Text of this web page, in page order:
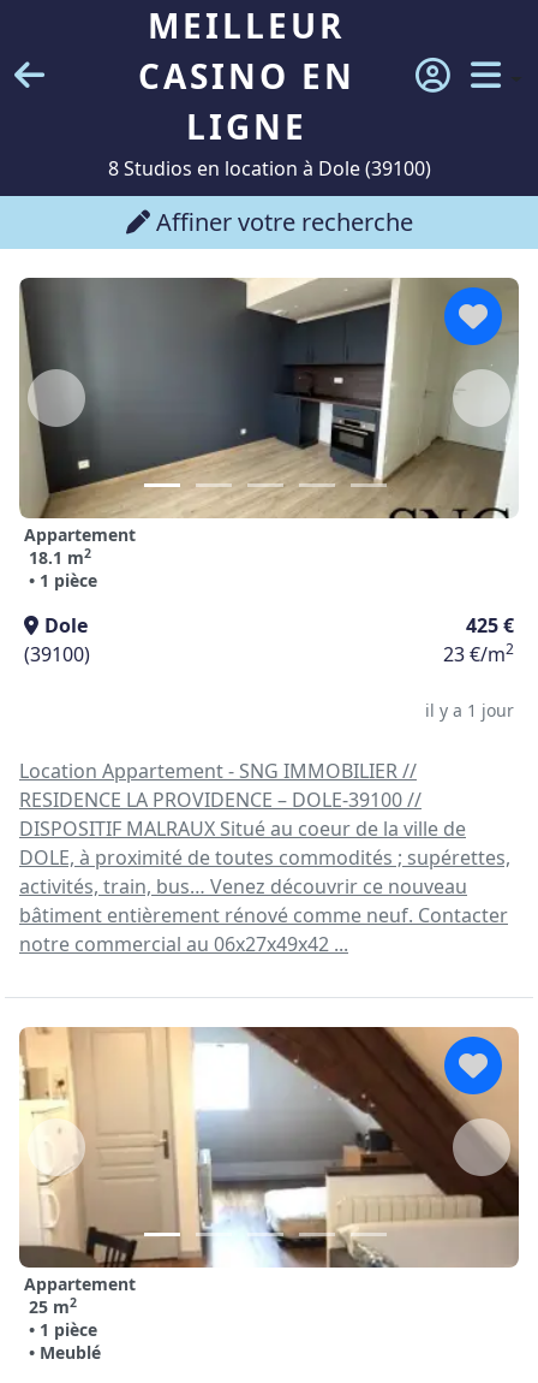
MEILLEUR
CASINO EN
LIGNE
8 Studios en location à Dole (39100)
Affiner votre recherche
Appartement
18.1 m2
• 1 pièce
Dole
425 €
(39100)
23 €/m2
il y a 1 jour
Location Appartement - SNG IMMOBILIER //
RESIDENCE LA PROVIDENCE – DOLE-39100 //
DISPOSITIF MALRAUX Situé au coeur de la ville de
DOLE, à proximité de toutes commodités ; supérettes,
activités, train, bus… Venez découvrir ce nouveau
bâtiment entièrement rénové comme neuf. Contacter
notre commercial au 06x27x49x42 ...
Appartement
25 m2
• 1 pièce
• Meublé